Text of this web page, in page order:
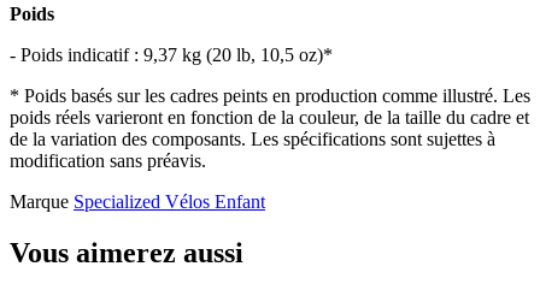
Poids
- Poids indicatif : 9,37 kg (20 lb, 10,5 oz)*
* Poids basés sur les cadres peints en production comme illustré. Les
poids réels varieront en fonction de la couleur, de la taille du cadre et
de la variation des composants. Les spécifications sont sujettes à
modification sans préavis.
Marque Specialized Vélos Enfant
Vous aimerez aussi